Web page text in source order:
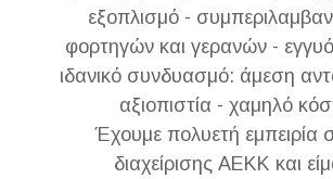
εξοπλισμό -
φορτηγών και γερανών -
ιδανικό συνδυασμό: άμεση
αξιοπιστία - χαμηλό
Έχουμε πολυετή εμπειρία
διαχείρισης ΑΕΚΚ και